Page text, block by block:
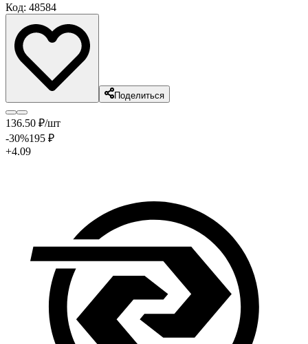
Код: 48584
Поделиться
136.50 ₽/шт
-30%195 ₽
+4.09